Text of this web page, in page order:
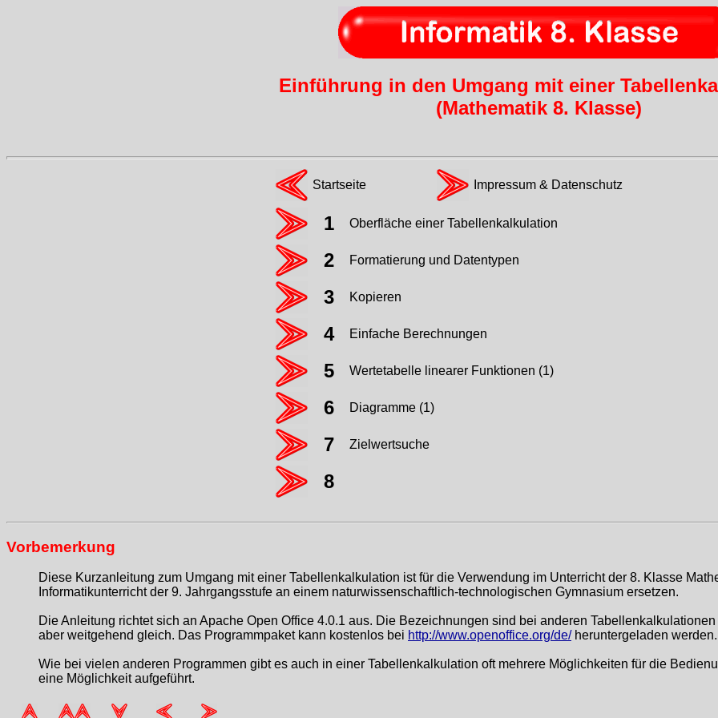
Einführung in den Umgang mit einer
(Mathematik 8. Klasse)
Startseite Impressum & Datenschutz
1 Oberfläche einer Tabellenkalkulation
2 Formatierung und Datentypen
3 Kopieren
4 Einfache Berechnungen
5 Wertetabelle linearer Funktionen (1)
6 Diagramme (1)
7 Zielwertsuche
8
Vorbemerkung
Diese Kurzanleitung zum Umgang mit einer Tabellenkalkulation ist für die Verwendung im Unterricht der 8. Klasse
Informatikunterricht der 9. Jahrgangsstufe an einem naturwissenschaftlich-technologischen Gymnasium ersetzen.
Die Anleitung richtet sich an Apache Open Office 4.0.1 aus. Die Bezeichnungen sind bei anderen
aber weitgehend gleich. Das Programmpaket kann kostenlos bei http://www.openoffice.org/de/heruntergeladen werden.
Wie bei vielen anderen Programmen gibt es auch in einer Tabellenkalkulation oft mehrere Möglichkeiten für die
eine Möglichkeit aufgeführt.